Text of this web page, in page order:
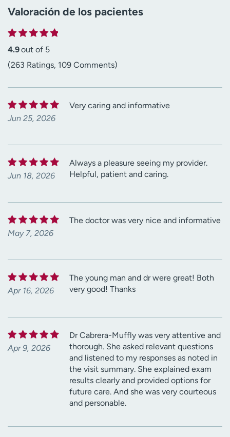
Valoración de los pacientes
4.9out of 5
(263 Ratings, 109 Comments)
Jun 25, 2026
Very caring and informative
Jun 18, 2026
Always a pleasure seeing my provider.
Helpful, patient and caring.
May 7, 2026
The doctor was very nice and informative
Apr 16, 2026
The young man and dr were great! Both
very good! Thanks
Apr 9, 2026
Dr Cabrera-Muffly was very attentive and
thorough. She asked relevant questions
and listened to my responses as noted in
the visit summary. She explained exam
results clearly and provided options for
future care. And she was very courteous
and personable.